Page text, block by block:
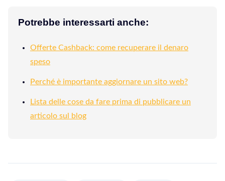
Potrebbe interessarti anche:
Offerte Cashback: come recuperare il denaro
speso
Perché è importante aggiornare un sito web?
Lista delle cose da fare prima di pubblicare un
articolo sul blog